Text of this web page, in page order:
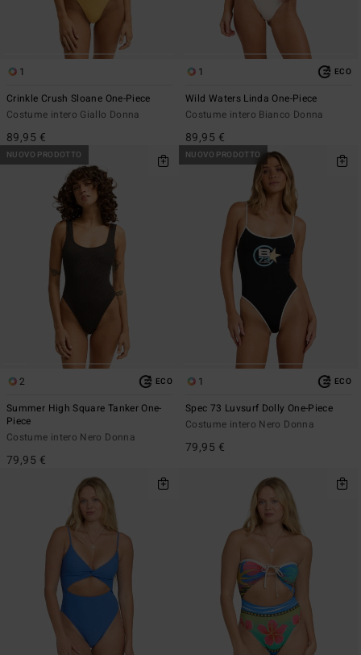
1
Crinkle Crush Sloane One-Piece
Costume intero Giallo Donna
89,95 €
1 ECO
Wild Waters Linda One-Piece
Costume intero Bianco Donna
89,95 €
NUOVO PRODOTTO
2 ECO
Summer High Square Tanker One-
Piece
Costume intero Nero Donna
79,95 €
NUOVO PRODOTTO
1 ECO
Spec 73 Luvsurf Dolly One-Piece
Costume intero Nero Donna
79,95 €